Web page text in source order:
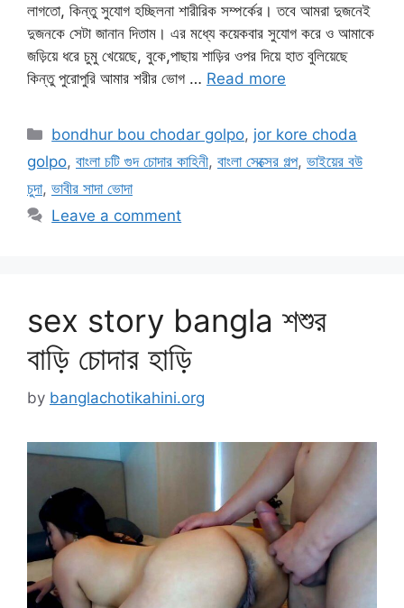
লাগতো, কিন্তু সুযোগ হচ্ছিলনা শারীরিক সম্পর্কের। তবে আমরা দুজনেই
দুজনকে সেটা জানান দিতাম। এর মধ্যে কয়েকবার সুযোগ করে ও আমাকে
জড়িয়ে ধরে চুমু খেয়েছে, বুকে,পাছায় শাড়ির ওপর দিয়ে হাত বুলিয়েছে
কিন্তু পুরোপুরি আমার শরীর ভোগ … Read more
Categories
bondhur bou chodar golpo, jor kore choda
golpo, বাংলা চটি গুদ চোদার কাহিনী, বাংলা সেক্সের গল্প, ভাইয়ের বউ
চুদা, ভাবীর সাদা ভোদা
Leave a comment
sex story bangla শশুর
বাড়ি চোদার হাড়ি
by banglachotikahini.org